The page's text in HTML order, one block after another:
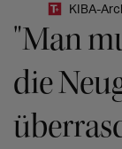
KIBA-
"Man
die